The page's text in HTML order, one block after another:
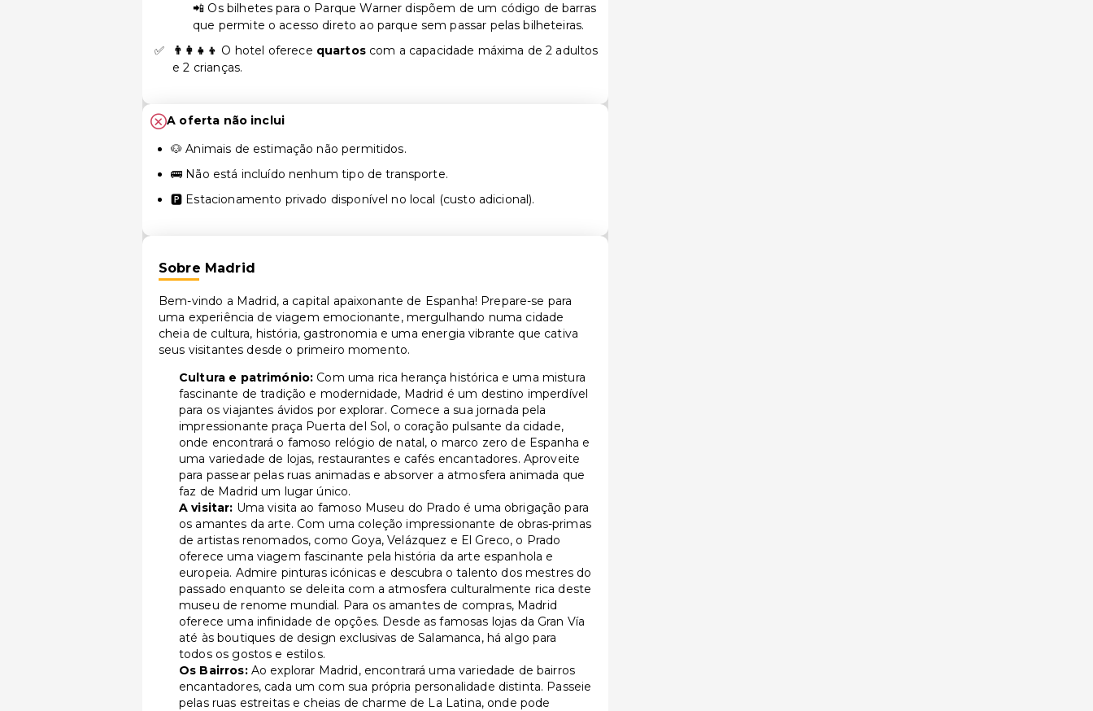
📲 Os bilhetes para o Parque Warner dispõem de um código de barras
que permite o acesso direto ao parque sem passar pelas bilheteiras.
👨‍👩‍👧‍👦 O hotel oferece quartoscom a capacidade máxima de 2 adultos
e 2 crianças.
A oferta não inclui
🐶 Animais de estimação não permitidos.
🚌 Não está incluído nenhum tipo de transporte.
🅿️ Estacionamento privado disponível no local (custo adicional).
Sobre Madrid
Bem-vindo a Madrid, a capital apaixonante de Espanha! Prepare-se para
uma experiência de viagem emocionante, mergulhando numa cidade
cheia de cultura, história, gastronomia e uma energia vibrante que cativa
seus visitantes desde o primeiro momento.
Cultura e património: Com uma rica herança histórica e uma mistura
fascinante de tradição e modernidade, Madrid é um destino imperdível
para os viajantes ávidos por explorar. Comece a sua jornada pela
impressionante praça Puerta del Sol, o coração pulsante da cidade,
onde encontrará o famoso relógio de natal, o marco zero de Espanha e
uma variedade de lojas, restaurantes e cafés encantadores. Aproveite
para passear pelas ruas animadas e absorver a atmosfera animada que
faz de Madrid um lugar único.
A visitar: Uma visita ao famoso Museu do Prado é uma obrigação para
os amantes da arte. Com uma coleção impressionante de obras-primas
de artistas renomados, como Goya, Velázquez e El Greco, o Prado
oferece uma viagem fascinante pela história da arte espanhola e
europeia. Admire pinturas icónicas e descubra o talento dos mestres do
passado enquanto se deleita com a atmosfera culturalmente rica deste
museu de renome mundial. Para os amantes de compras, Madrid
oferece uma infinidade de opções. Desde as famosas lojas da Gran Vía
até às boutiques de design exclusivas de Salamanca, há algo para
todos os gostos e estilos.
Os Bairros:Ao explorar Madrid, encontrará uma variedade de bairros
encantadores, cada um com sua própria personalidade distinta. Passeie
pelas ruas estreitas e cheias de charme de La Latina, onde pode